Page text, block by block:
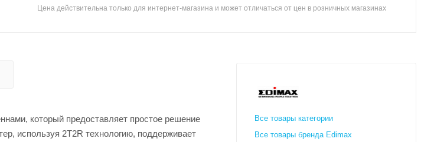
Цена действительна только для интернет-магазина и может отличаться от цен в розничных магазинах
который предоставляет простое решение
используя 2T2R технологию, поддерживает
Все товары категории
Все товары бренда Edimax